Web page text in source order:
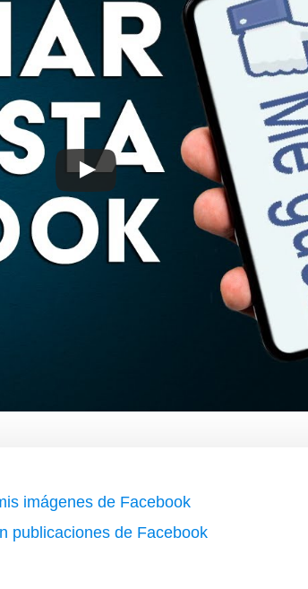
imágenes de Facebook
publicaciones de Facebook